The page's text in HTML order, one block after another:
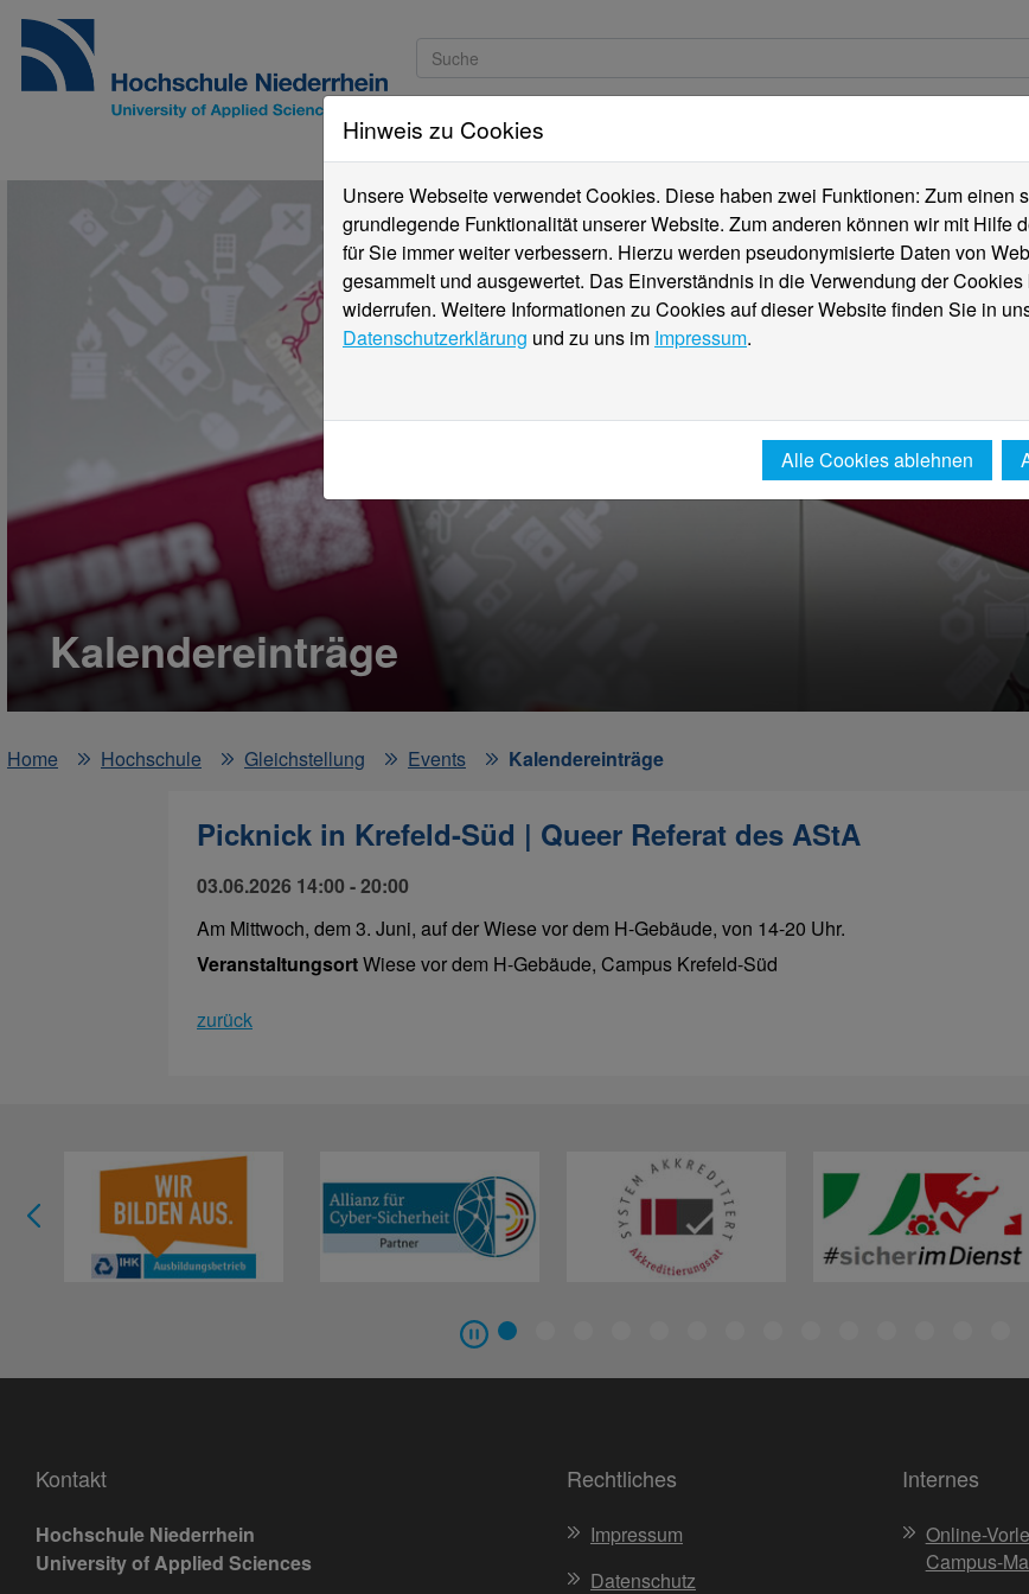
Studieninteressierte
Kalendereinträge
Home
Hochschule Gleichstellung Events Kalendereinträge
Picknick in Krefeld-Süd | Queer Referat des AStA
03.06.2026 14:00 - 20:00
Am Mittwoch, dem 3. Juni, auf der Wiese vor dem H-Gebäude, von 14-20 Uhr.
VeranstaltungsortWiese vor dem H-Gebäude, Campus Krefeld-Süd
zurück
Kontakt
Hochschule Niederrhein
University of Applied Sciences
Rechtliches
Impressum
Datenschutz
Internes
Online-
Campus-
Hinweis zu Cookies
Unsere Webseite verwendet Cookies. Diese haben zwei Funktionen: Zum einen
grundlegende Funktionalität unserer Website. Zum anderen können wir mit Hilfe
für Sie immer weiter verbessern. Hierzu werden pseudonymisierte Daten von
gesammelt und ausgewertet. Das Einverständnis in die Verwendung der
widerrufen. Weitere Informationen zu Cookies auf dieser Website finden Sie in
Datenschutzerklärung und zu uns im Impressum.
Alle Cookies ablehnen